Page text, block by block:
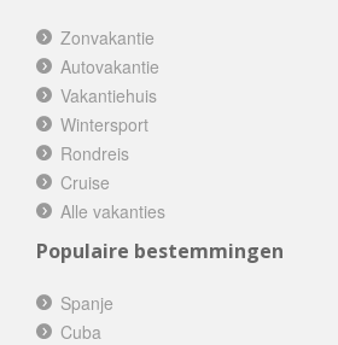
Zonvakantie
Autovakantie
Vakantiehuis
Wintersport
Rondreis
Cruise
Alle vakanties
Populaire bestemmingen
Spanje
Cuba